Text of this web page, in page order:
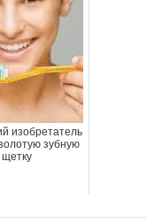
изобретатель
зубную
щетку